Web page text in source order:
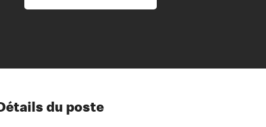
à l’égard de nos employés
directeursdu poste